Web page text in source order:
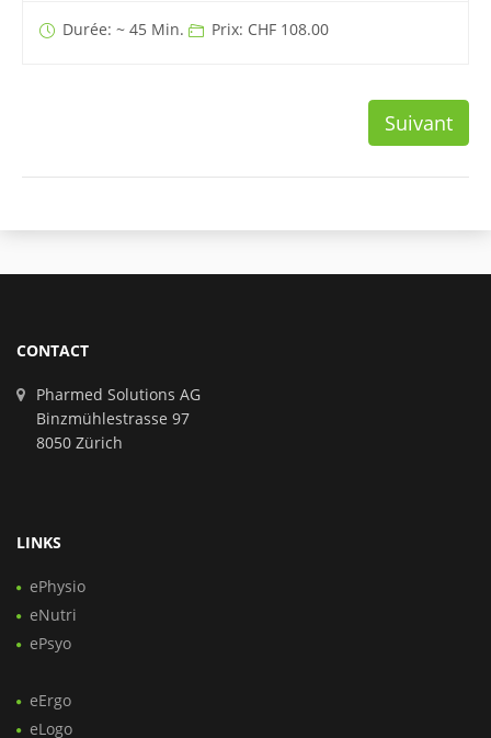
Durée: ~ 45 Min. Prix: CHF 108.00
Suivant
CONTACT
Pharmed Solutions AG
Binzmühlestrasse 97
8050 Zürich
LINKS
ePhysio
eNutri
ePsyo
eErgo
eLogo